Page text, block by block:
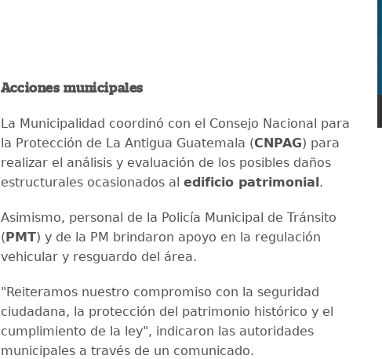
Acciones municipales
La Municipalidad coordinó con el Consejo Nacional para
la Protección de La Antigua Guatemala (CNPAG) para
realizar el análisis y evaluación de los posibles daños
estructurales ocasionados al edificio patrimonial.
Asimismo, personal de la Policía Municipal de Tránsito
(PMT) y de la PM brindaron apoyo en la regulación
vehicular y resguardo del área.
"Reiteramos nuestro compromiso con la seguridad
ciudadana, la protección del patrimonio histórico y el
cumplimiento de la ley", indicaron las autoridades
municipales a través de un comunicado.